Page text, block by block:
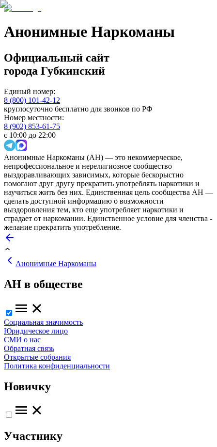
Анонимные Наркоманы
Официальный сайт
города Губкинский
Единый номер:
8 (800) 101-42-12
круглосуточно бесплатно для звонков по РФ
Номер местности:
8 (902) 853-61-75
с 10:00 до 22:00
Анонимные Наркоманы (АН) — это некоммерческое,
непрофессиональное и нерелигиозное сообщество
выздоравливающих зависимых, которые бескорыстно
помогают друг другу прекратить употреблять наркотики и
научиться жить без них. Единственная цель сообщества АН —
сделать доступной информацию о возможности
выздоровления тем, кто еще употребляет наркотики и
страдает от наркомании. Единственное условие для членства -
желание прекратить употребление.
Анонимные Наркоманы
АН в обществе
Социальная значимость
Юридическое лицо
СМИ о нас
Обратная связь
Открытые собрания
Политика конфиденциальности
Новичку
Участнику